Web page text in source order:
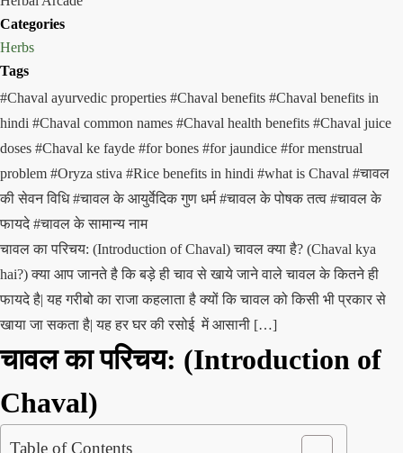
Categories
Herbs
Tags
#Chaval ayurvedic properties #Chaval benefits #Chaval benefits in
hindi #Chaval common names #Chaval health benefits #Chaval juice
doses #Chaval ke fayde #for bones #for jaundice #for menstrual
problem #Oryza stiva #Rice benefits in hindi #what is Chaval #चावल
की सेवन विधि#चावल के आयुर्वेदिक गुण धर्म#चावल के पोषक तत्व #चावल के
फायदे#चावल के सामान्य नाम
चावल का परिचय: (Introduction of Chaval) चावल क्या है? (Chaval kya
hai?) क्या आप जानते है कि बड़े ही चाव से खाये जाने वाले चावल के कितने ही
फायदे है| यह गरीबो का राजा कहलाता है क्यों कि चावल को किसी भी प्रकार से
खाया जा सकता है| यह हर घर की रसोई में आसानी […]
चावल का परिचय: (Introduction of
Chaval)
Table of Contents